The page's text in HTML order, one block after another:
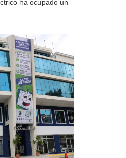
ha ocupado un